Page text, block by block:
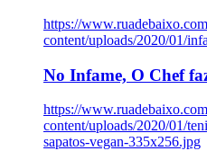
https://
content/uploads/2020/01/
No Infame, O Chef
https://
content/uploads/2020/01/
sapatos-vegan-335x256.jpg